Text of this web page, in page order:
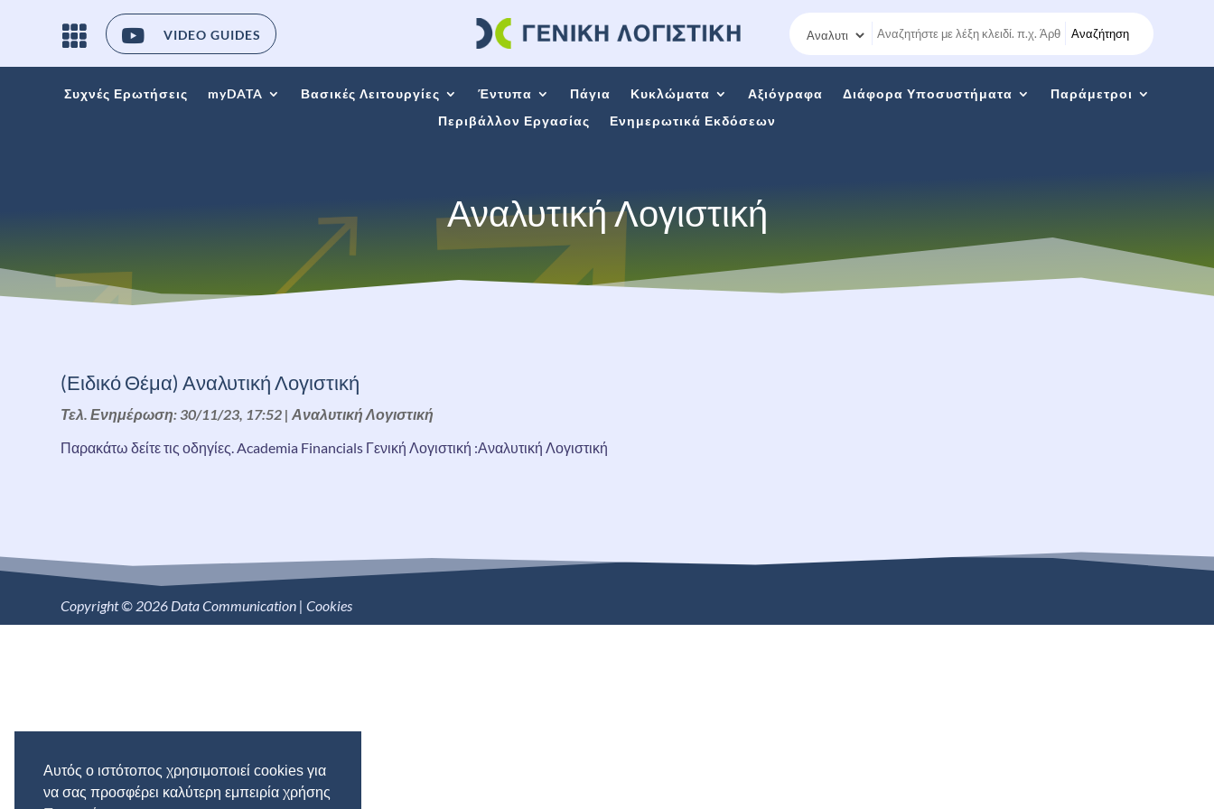
 VIDEO GUIDES Αναζήτηση
Συχνές Ερωτήσεις myDATA Βασικές Λειτουργίες Έντυπα Πάγια Κυκλώματα Αξιόγραφα Διάφορα Υποσυστήματα
Παράμετροι
Περιβάλλον Εργασίας
Ενημερωτικά Εκδόσεων
Αναλυτική Λογιστική
(Ειδικό Θέμα) Αναλυτική Λογιστική
Τελ. Ενημέρωση: 30/11/23, 17:52 |Αναλυτική Λογιστική
Παρακάτω δείτε τις οδηγίες. Academia Financials Γενική Λογιστική :Αναλυτική Λογιστική
Copyright © 2026 Data Communication |Cookies
Αυτός ο ιστότοπος χρησιμοποιεί cookies για
να σας προσφέρει καλύτερη εμπειρία χρήσης